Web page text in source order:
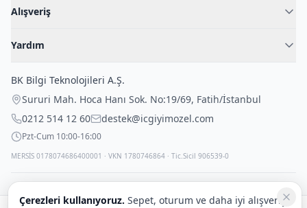
Blog
İç Giyim Rehberi
Alışveriş
Fantazi İç Giyim
Çocuk İç Giyim
Outlet Fırsatları
Yardım
İade Politikası
Gizli Paketleme
BK Bilgi Teknolojileri A.Ş.
Sururi Mah. Hoca Hanı Sok. No:19/69, Fatih/İstanbul
0212 514 12 60
destek@icgiyimozel.com
Pzt-Cum 10:00-16:00
MERSİS 0178074686400001 · VKN 1780746864 · Tic.Sicil 906539-0
Çerezleri kullanıyoruz. Sepet, oturum ve daha iyi alışveriş